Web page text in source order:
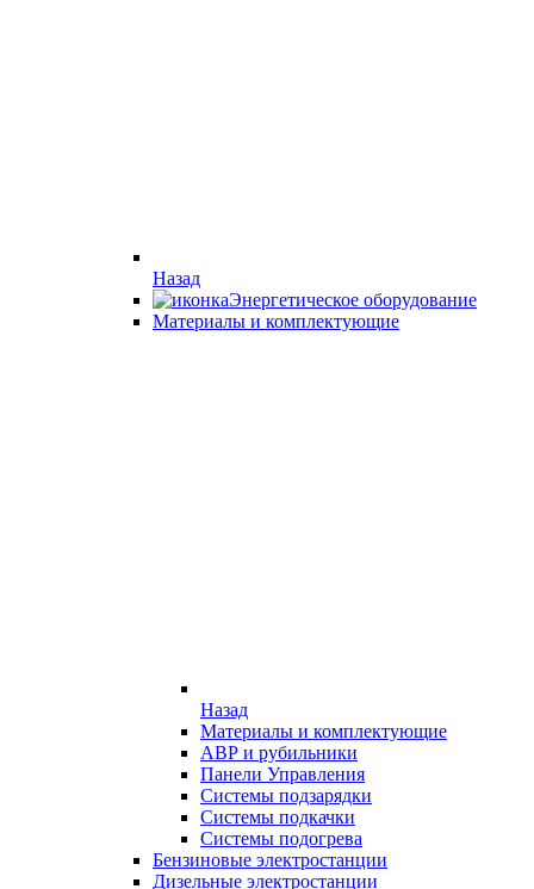
Назад
Энергетическое оборудование
Материалы и комплектующие
Назад
Материалы и комплектующие
АВР и рубильники
Панели Управления
Системы подзарядки
Системы подкачки
Системы подогрева
Бензиновые электростанции
Дизельные электростанции